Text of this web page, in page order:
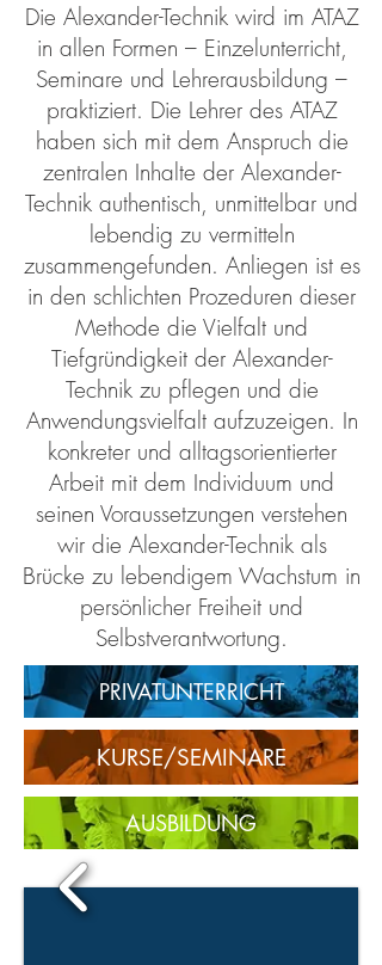
Die Alexander-Technik wird im ATAZ
in allen Formen – Einzelunterricht,
Seminare und Lehrerausbildung –
praktiziert. Die Lehrer des ATAZ
haben sich mit dem Anspruch die
zentralen Inhalte der Alexander-
Technik authentisch, unmittelbar und
lebendig zu vermitteln
zusammengefunden. Anliegen ist es
in den schlichten Prozeduren dieser
Methode die Vielfalt und
Tiefgründigkeit der Alexander-
Technik zu pflegen und die
Anwendungsvielfalt aufzuzeigen. In
konkreter und alltagsorientierter
Arbeit mit dem Individuum und
seinen Voraussetzungen verstehen
wir die Alexander-Technik als
Brücke zu lebendigem Wachstum in
persönlicher Freiheit und
Selbstverantwortung.
PRIVATUNTERRICHT
KURSE/SEMINARE
AUSBILDUNG